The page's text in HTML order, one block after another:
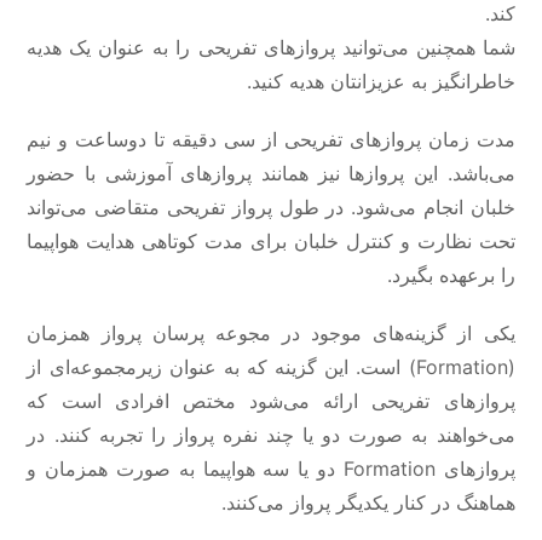
کند.
شما همچنین می‌توانید پروازهای تفریحی را به عنوان یک هدیه
خاطرانگیز به عزیزانتان هدیه کنید.
مدت زمان پروازهای تفریحی از سی دقیقه تا دوساعت و نیم
می‌باشد. این پروازها نیز همانند پروازهای آموزشی با حضور
خلبان انجام می‌شود. در طول پرواز تفریحی متقاضی می‌تواند
تحت نظارت و کنترل خلبان برای مدت کوتاهی هدایت هواپیما
را برعهده بگیرد.
یکی از گزینه‌های موجود در مجوعه پرسان پرواز همزمان
(Formation) است. این گزینه که به عنوان زیرمجموعه‌ای از
پروازهای تفریحی ارائه می‌شود مختص افرادی است که
می‌خواهند به صورت دو یا چند نفره پرواز را تجربه کنند. در
پروازهای Formation دو یا سه هواپیما به صورت همزمان و
هماهنگ در کنار یکدیگر پرواز می‌کنند.